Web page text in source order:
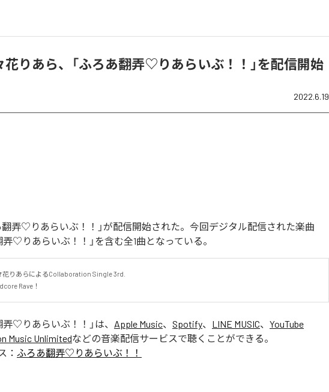
花りあら、「ふろあ翻弄♡りあらいぶ！！」を配信開始
2022.6.19
翻弄♡りあらいぶ！！」が配信開始された。今回デジタル配信された楽曲
弄♡りあらいぶ！！」を含む全1曲となっている。
花りあらによるCollaboration Single 3rd.
Rave！
弄♡りあらいぶ！！ 」は、 Apple Music、 Spotify、 LINE MUSIC、 YouTube
Music Unlimitedなどの音楽配信サービスで聴くことができる。
： ふろあ翻弄♡りあらいぶ！！